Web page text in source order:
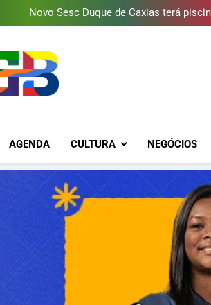
Vendaval atinge Escola Fábrica
Gomeia Galpão Criativo abre
Novo Sesc Duque de Caxias terá
Gomeia Galpão Criativo abre
Baixada
AGENDA CULTURA NEGÓCIOS